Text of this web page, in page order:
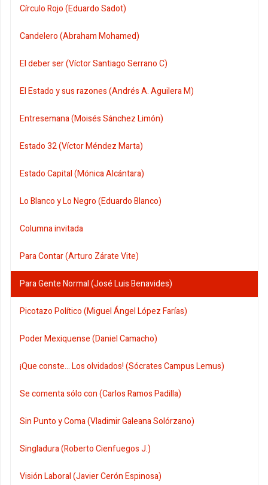
Círculo Rojo (Eduardo Sadot)
Candelero (Abraham Mohamed)
El deber ser (Víctor Santiago Serrano C)
El Estado y sus razones (Andrés A. Aguilera M)
Entresemana (Moisés Sánchez Limón)
Estado 32 (Víctor Méndez Marta)
Estado Capital (Mónica Alcántara)
Lo Blanco y Lo Negro (Eduardo Blanco)
Columna invitada
Para Contar (Arturo Zárate Vite)
Para Gente Normal (José Luis Benavides)
Picotazo Político (Miguel Ángel López Farías)
Poder Mexiquense (Daniel Camacho)
¡Que conste... Los olvidados! (Sócrates Campus Lemus)
Se comenta sólo con (Carlos Ramos Padilla)
Sin Punto y Coma (Vladimir Galeana Solórzano)
Singladura (Roberto Cienfuegos J.)
Visión Laboral (Javier Cerón Espinosa)